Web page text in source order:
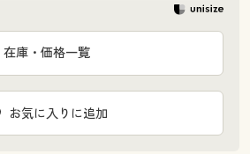
お気に入りに追加
在庫・価格一覧